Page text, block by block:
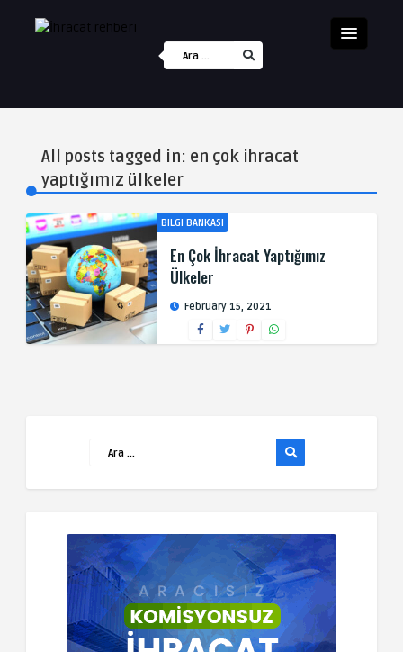
All posts tagged in: en çok ihracat
yaptığımız ülkeler
BILGI BANKASI
En Çok İhracat Yaptığımız
Ülkeler
February 15, 2021